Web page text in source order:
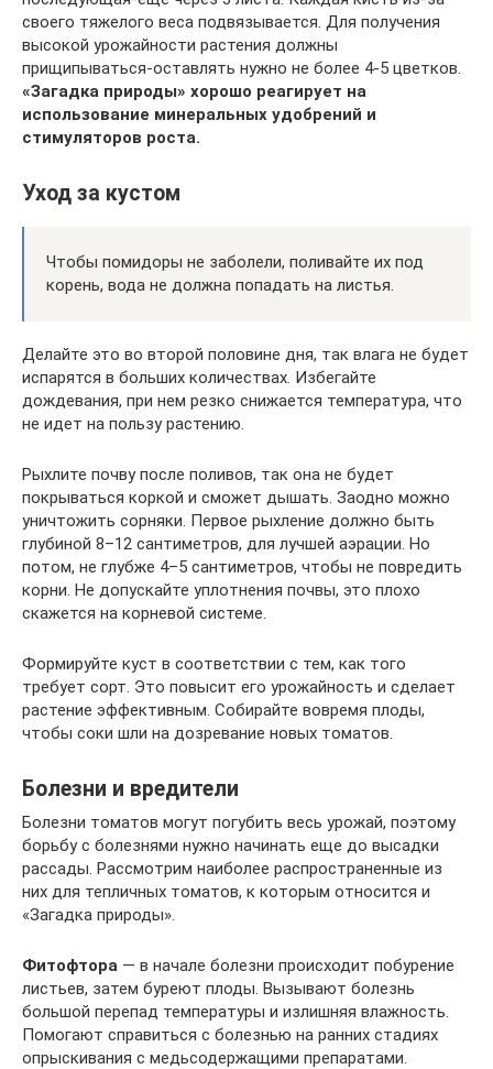
своего тяжелого веса подвязывается. Для получения
высокой урожайности растения должны
прищипываться-оставлять нужно не более 4-5 цветков.
«Загадка природы» хорошо реагирует на
использование минеральных удобрений и
стимуляторов роста.
Уход за кустом
Чтобы помидоры не заболели, поливайте их под
корень, вода не должна попадать на листья.
Делайте это во второй половине дня, так влага не будет
испарятся в больших количествах. Избегайте
дождевания, при нем резко снижается температура, что
не идет на пользу растению.
Рыхлите почву после поливов, так она не будет
покрываться коркой и сможет дышать. Заодно можно
уничтожить сорняки. Первое рыхление должно быть
глубиной 8–12 сантиметров, для лучшей аэрации. Но
потом, не глубже 4–5 сантиметров, чтобы не повредить
корни. Не допускайте уплотнения почвы, это плохо
скажется на корневой системе.
Формируйте куст в соответствии с тем, как того
требует сорт. Это повысит его урожайность и сделает
растение эффективным. Собирайте вовремя плоды,
чтобы соки шли на дозревание новых томатов.
Болезни и вредители
Болезни томатов могут погубить весь урожай, поэтому
борьбу с болезнями нужно начинать еще до высадки
рассады. Рассмотрим наиболее распространенные из
них для тепличных томатов, к которым относится и
«Загадка природы».
Фитофтора — в начале болезни происходит побурение
листьев, затем буреют плоды. Вызывают болезнь
большой перепад температуры и излишняя влажность.
Помогают справиться с болезнью на ранних стадиях
опрыскивания с медьсодержащими препаратами.